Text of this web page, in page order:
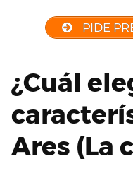
PIDE
¿Cuál
Ares (La